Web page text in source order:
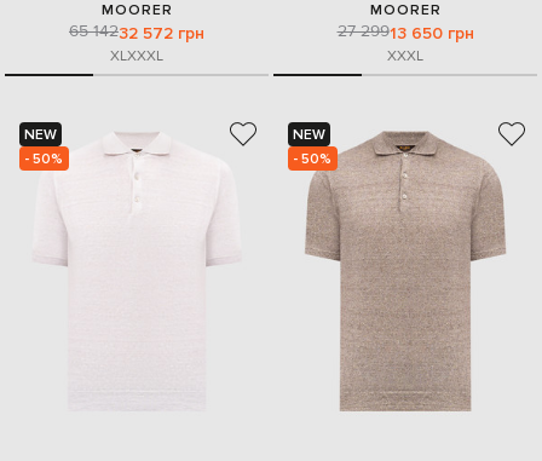
MOORER
65 14232 572 грн
XLXXXL
MOORER
27 29913 650 грн
XXXL
NEW
- 50%
NEW
- 50%